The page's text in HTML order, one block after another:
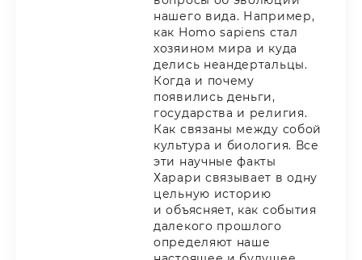
нашего вида. Например,
как Homo sapiens стал
хозяином мира и куда
делись неандертальцы.
Когда и почему
появились деньги,
государства и религия.
Как связаны между собой
культура и биология. Все
эти научные факты
Харари связывает в одну
цельную историю
и объясняет, как события
далекого прошлого
определяют наше